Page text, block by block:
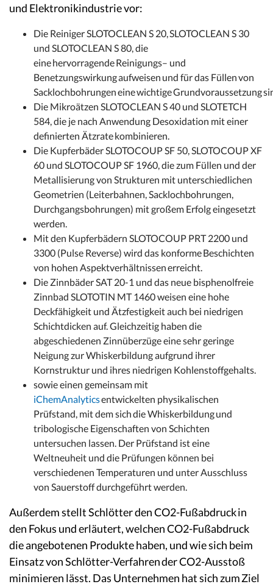
und Elektronikindustrie vor:
Die Reiniger SLOTOCLEAN S 20, SLOTOCLEAN S 30
und SLOTOCLEAN S 80, die
eine hervorragende Reinigungs– und
Benetzungswirkung aufweisen und für das Füllen von
Sacklochbohrungen eine wichtige Grundvoraussetzung
Die Mikroätzen SLOTOCLEAN S 40 und SLOTETCH
584, die je nach Anwendung Desoxidation mit einer
definierten Ätzrate kombinieren.
Die Kupferbäder SLOTOCOUP SF 50, SLOTOCOUP XF
60 und SLOTOCOUP SF 1960, die zum Füllen und der
Metallisierung von Strukturen mit unterschiedlichen
Geometrien (Leiterbahnen, Sacklochbohrungen,
Durchgangsbohrungen) mit großem Erfolg eingesetzt
werden.
Mit den Kupferbädern SLOTOCOUP PRT 2200 und
3300 (Pulse Reverse) wird das konforme Beschichten
von hohen Aspektverhältnissen erreicht.
Die Zinnbäder SAT 20-1 und das neue bisphenolfreie
Zinnbad SLOTOTIN MT 1460 weisen eine hohe
Deckfähigkeit und Ätzfestigkeit auch bei niedrigen
Schichtdicken auf. Gleichzeitig haben die
abgeschiedenen Zinnüberzüge eine sehr geringe
Neigung zur Whiskerbildung aufgrund ihrer
Kornstruktur und ihres niedrigen Kohlenstoffgehalts.
sowie einen gemeinsam mit
iChemAnalyticsentwickelten physikalischen
Prüfstand, mit dem sich die Whiskerbildung und
tribologische Eigenschaften von Schichten
untersuchen lassen. Der Prüfstand ist eine
Weltneuheit und die Prüfungen können bei
verschiedenen Temperaturen und unter Ausschluss
von Sauerstoff durchgeführt werden.
Außerdem stellt Schlötter den CO2-Fußabdruck in
den Fokus und erläutert, welchen CO2-Fußabdruck
die angebotenen Produkte haben, und wie sich beim
Einsatz von Schlötter-Verfahren der CO2-Ausstoß
minimieren lässt. Das Unternehmen hat sich zum Ziel